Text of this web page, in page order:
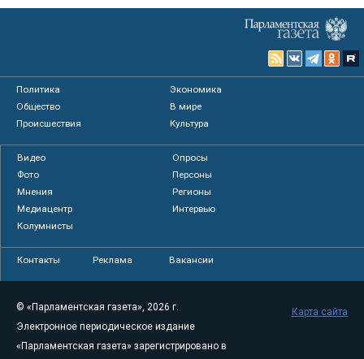
Политика
Экономика
Общество
В мире
Происшествия
Культура
Видео
Опросы
Фото
Персоны
Мнения
Регионы
Медиацентр
Интервью
Колумнисты
Контакты Реклама Вакансии
© «Парламентская газета», 2026 г.
Электронное периодическое издание
«Парламентская газета» зарегистрировано в
Карта сайта